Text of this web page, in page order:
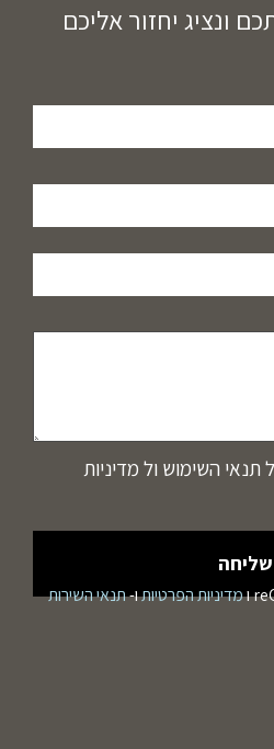
ונציג יחזור אליכם
תנאי השימוש ול מדיניות
מדיניות הפרטיותו-תנאי השירות